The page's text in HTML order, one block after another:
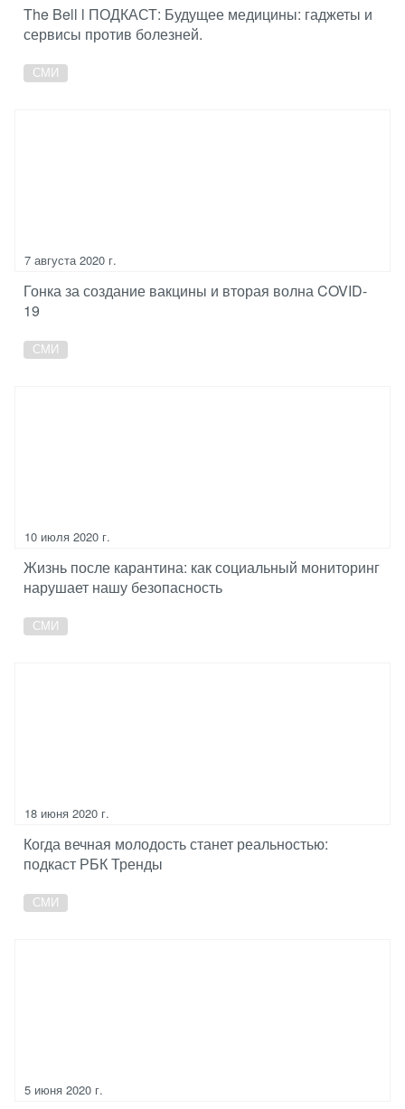
The Bell l ПОДКАСТ: Будущее медицины: гаджеты и
сервисы против болезней.
СМИ
7 августа 2020 г.
Гонка за создание вакцины и вторая волна COVID-
19
СМИ
10 июля 2020 г.
Жизнь после карантина: как социальный мониторинг
нарушает нашу безопасность
СМИ
18 июня 2020 г.
Когда вечная молодость станет реальностью:
подкаст РБК Тренды
СМИ
5 июня 2020 г.